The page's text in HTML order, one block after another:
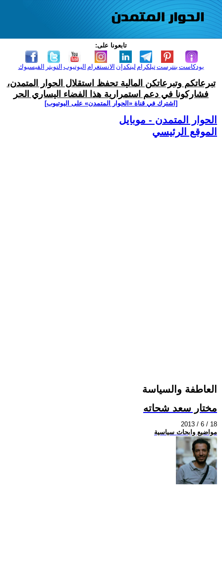
تابعونا على:
الفيسبوك التويتر اليوتيوب الانستغرام لينكدإن تيلكرامبنترست بودكاست
تبرعاتكم وتبرعاتكن المالية تحفظ استقلال الحوار المتمدن،
فشاركونا في دعم استمرارية هذا الفضاء اليساري الحر
[اشترك في قناة ‫«الحوار المتمدن» على اليوتيوب]
الحوار المتمدن - موبايل
الموقع الرئيسي
العاطفة والسياسة
مختار سعد شحاته
2013 / 6 / 18
مواضيع وابحاث سياسية